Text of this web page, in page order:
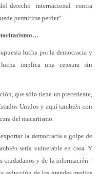
derecho internacional contra
permitirse perder”.
lucha por la democracia y
implica una censura sin
que sólo tiene un precedente,
Unidos y aquí también con
del macartismo.
la democracia a golpe de
sería vulnerable en casa. Y
ciudadanos y de la información -